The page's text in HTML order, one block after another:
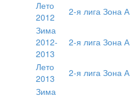
Лето
2012
2-я лига Зона А
Зима
2012-
2013
2-я лига Зона А
Лето
2013
2-я лига Зона А
Зима